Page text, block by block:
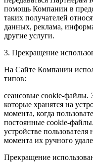
помощь Компании в
таких получателей
данных, реклама,
другие услуги.
3. Прекращение
На Сайте Компании
типов:
сеансовые cookie-файлы.
которые хранятся на
момента, когда
постоянные cookie-
устройстве
момента их ручного
Прекращение